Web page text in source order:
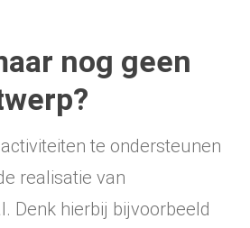
nog geen
te ondersteunen
realisatie van
Denk hierbij bijvoorbeeld